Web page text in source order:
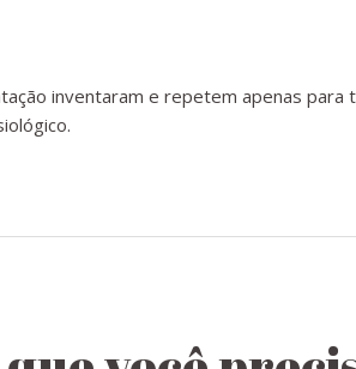
inventaram e repetem apenas para